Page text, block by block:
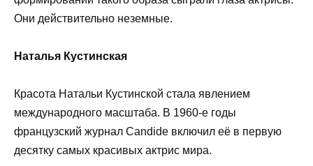
Они действительно неземные.
Наталья Кустинская
Красота Натальи Кустинской стала явлением
международного масштаба. В 1960-е годы
французский журнал Candide включил её в первую
десятку самых красивых актрис мира.